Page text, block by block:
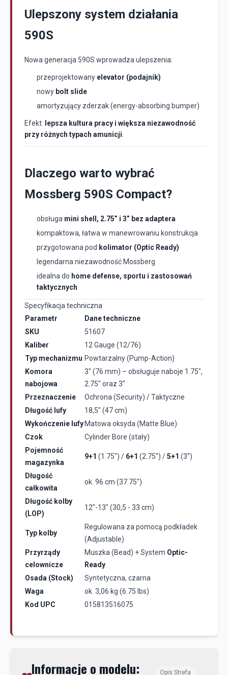
Ulepszony system działania
590S
Nowa generacja 590S wprowadza ulepszenia:
przeprojektowany elevator (podajnik)
nowy bolt slide
amortyzujący zderzak (energy-absorbing bumper)
Efekt: lepsza kultura pracy i większa niezawodność
przy różnych typach amunicji
Dlaczego warto wybrać
Mossberg 590S Compact?
obsługa mini shell, 2.75” i 3” bez adaptera
kompaktowa, łatwa w manewrowaniu konstrukcja
przygotowana pod kolimator (Optic Ready)
legendarna niezawodność Mossberg
idealna do home defense, sportu i zastosowań
taktycznych
Specyfikacja techniczna
Parametr
Dane techniczne
SKU
51607
Kaliber
12 Gauge (12/76)
Typ mechanizmu Powtarzalny (Pump-Action)
Komora
nabojowa
3" (76 mm) – obsługuje naboje 1.75",
2.75" oraz 3"
Przeznaczenie
Ochrona (Security) / Taktyczne
Długość lufy
18,5" (47 cm)
Wykończenie lufy Matowa oksyda (Matte Blue)
Czok
Cylinder Bore (stały)
Pojemność
magazynka
9+1 (1.75") / 6+1 (2.75") /5+1 (3")
Długość
całkowita
ok. 96 cm (37.75")
Długość kolby
(LOP)
12"-13" (30,5 - 33 cm)
Typ kolby
Regulowana za pomocą podkładek
(Adjustable)
Przyrządy
celownicze
Muszka (Bead) + System Optic-
Ready
Osada (Stock)
Syntetyczna, czarna
Waga
ok. 3,06 kg (6.75 lbs)
Kod UPC
015813516075
Informacje o modelu: Opis Strefa